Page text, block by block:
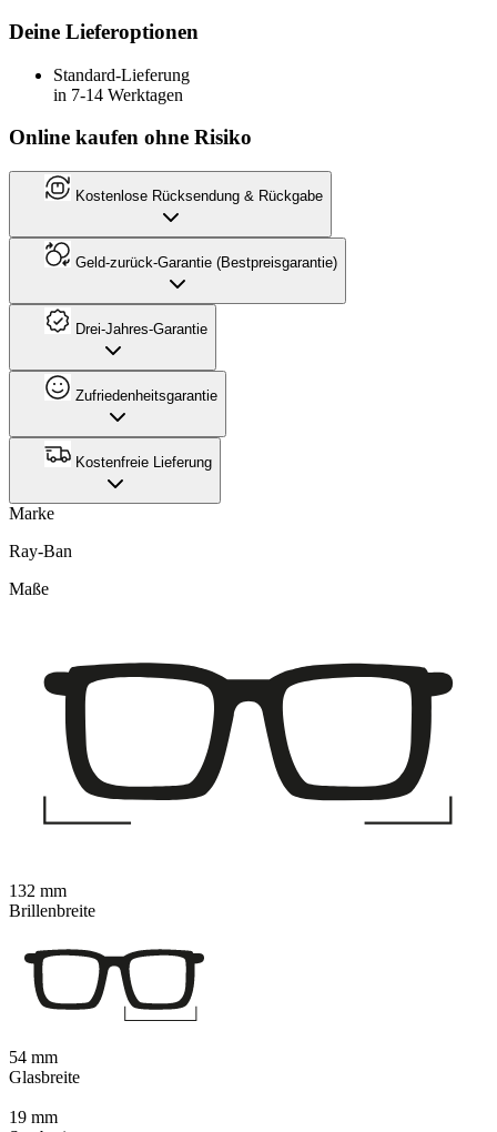
Deine Lieferoptionen
Standard-Lieferung
in 7-14 Werktagen
Online kaufen ohne Risiko
Kostenlose Rücksendung & Rückgabe
Geld-zurück-Garantie (Bestpreisgarantie)
Drei-Jahres-Garantie
Zufriedenheitsgarantie
Kostenfreie Lieferung
Marke
Ray-Ban
Maße
132 mm
Brillenbreite
54 mm
Glasbreite
19 mm